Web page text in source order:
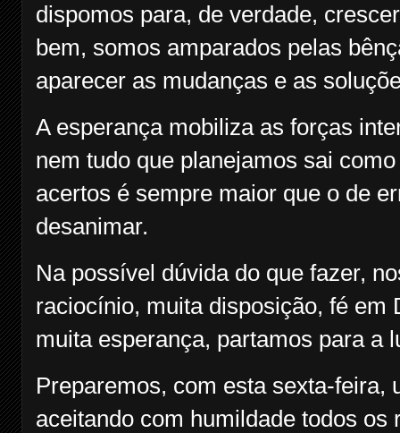
dispomos para, de verdade,
bem, somos amparados pelas
aparecer as mudanças e as
A esperança mobiliza as forças
nem tudo que planejamos sai
acertos é sempre maior que o de
desanimar.
Na possível dúvida do que fazer,
raciocínio, muita disposição, fé em
muita esperança, partamos para a
Preparemos, com esta sexta-feira,
aceitando com humildade todos